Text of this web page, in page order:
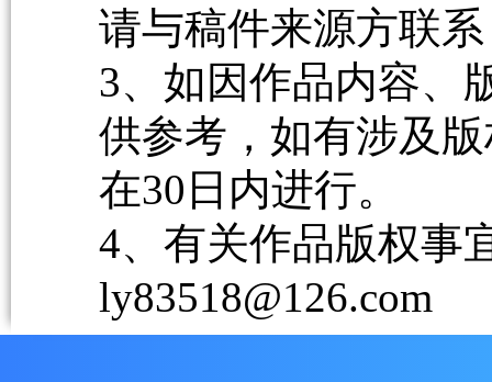
请与稿件来源方联
3、如因作品内容、
供参考，如有涉及
在30日内进行。
4、有关作品版权事
ly83518@126.com